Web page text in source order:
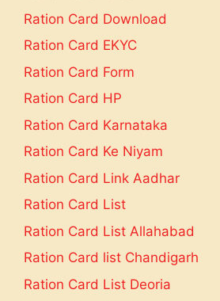
Ration Card Download
Ration Card EKYC
Ration Card Form
Ration Card HP
Ration Card Karnataka
Ration Card Ke Niyam
Ration Card Link Aadhar
Ration Card List
Ration Card List Allahabad
Ration Card list Chandigarh
Ration Card List Deoria